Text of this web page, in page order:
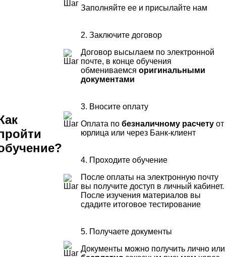
Заполняйте ее и присылайте нам
2. Заключите договор
Договор высылаем по электронной
почте, в конце обучения
обмениваемся оригинальными
документами
3. Вносите оплату
Оплата по безналичному расчетуот
юрлица или через Банк-клиент
4. Проходите обучение
После оплаты на электронную почту
вы получите доступ в личный кабинет.
После изучения материалов вы
сдадите итоговое тестирование
5. Получаете документы
Документы можно получить лично или